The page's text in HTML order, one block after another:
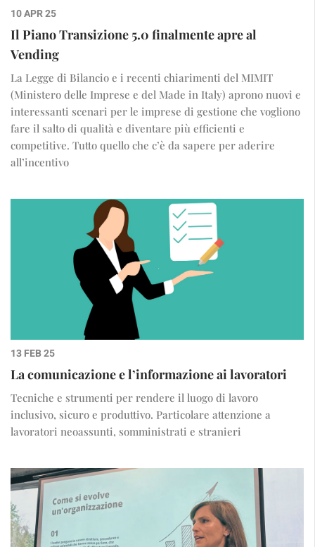
10 APR 25
Il Piano Transizione 5.0 finalmente apre al
Vending
La Legge di Bilancio e i recenti chiarimenti del MIMIT
(Ministero delle Imprese e del Made in Italy) aprono nuovi e
interessanti scenari per le imprese di gestione che vogliono
fare il salto di qualità e diventare più efficienti e
competitive. Tutto quello che c’è da sapere per aderire
all’incentivo
13 FEB 25
La comunicazione e l’informazione ai lavoratori
Tecniche e strumenti per rendere il luogo di lavoro
inclusivo, sicuro e produttivo. Particolare attenzione a
lavoratori neoassunti, somministrati e stranieri